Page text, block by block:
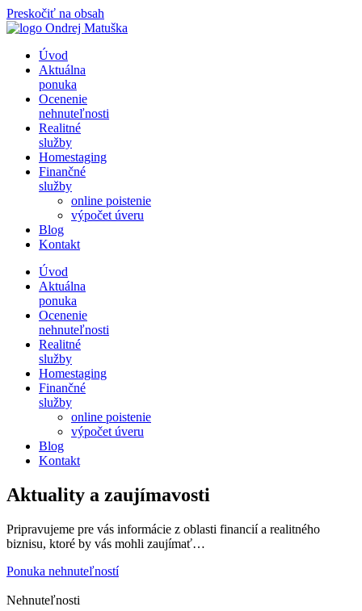
Preskočiť na obsah
Úvod
Aktuálna
ponuka
Ocenenie
nehnuteľnosti
Realitné
služby
Homestaging
Finančné
služby
online poistenie
výpočet úveru
Blog
Kontakt
Úvod
Aktuálna
ponuka
Ocenenie
nehnuteľnosti
Realitné
služby
Homestaging
Finančné
služby
online poistenie
výpočet úveru
Blog
Kontakt
Aktuality a zaujímavosti
Pripravujeme pre vás informácie z oblasti financií a realitného
biznisu, ktoré by vás mohli zaujímať…
Ponuka nehnuteľností
Nehnuteľnosti